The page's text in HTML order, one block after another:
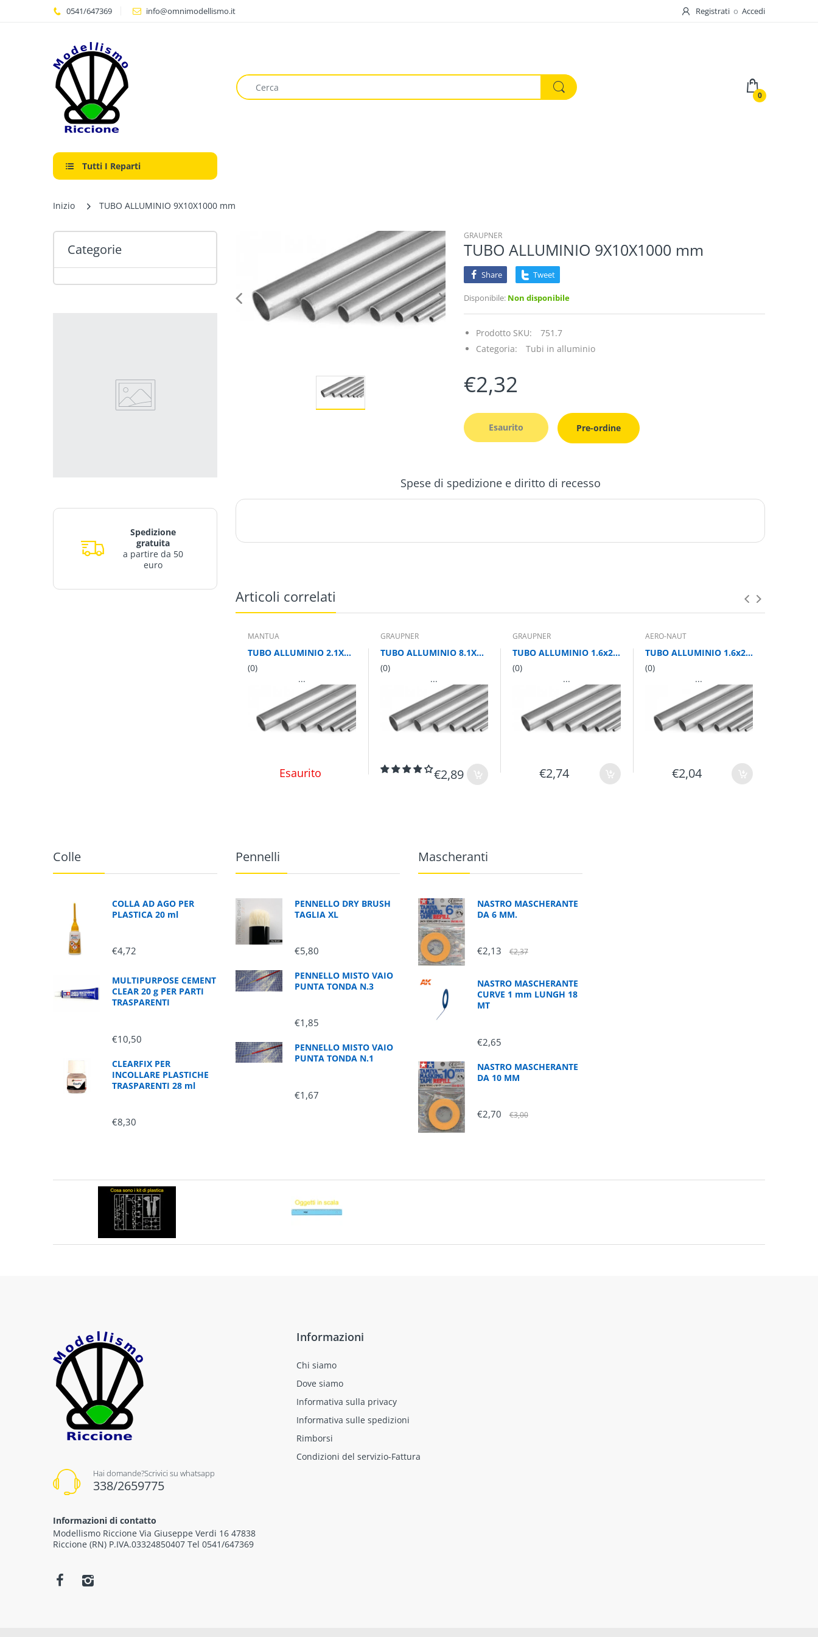
0541/647369 info@omnimodellismo.it Registrati o Accedi
0
Tutti I Reparti
Inizio TUBO ALLUMINIO 9X10X1000 mm
Categorie
Spedizione
gratuita
a partire da 50
euro
GRAUPNER
TUBO ALLUMINIO 9X10X1000 mm
Share Tweet
Disponibile: Non disponibile
Prodotto SKU:
751.7
Categoria:
Tubi in alluminio
€2,32
Esaurito Pre-ordine
Spese di spedizione e diritto di recesso
Articoli correlati
MANTUA
TUBO ALLUMINIO 2.1X3X1000 mm
(0)
...
Esaurito
GRAUPNER
TUBO ALLUMINIO 8.1X9X1000 mm
(0)
...
€2,89
GRAUPNER
TUBO ALLUMINIO 1.6x2X1000 mm
(0)
...
€2,74
AERO-NAUT
TUBO ALLUMINIO 1.6x2X1000 mm
(0)
...
€2,04
Colle
COLLA AD AGO PER
PLASTICA 20 ml
€4,72
MULTIPURPOSE CEMENT
CLEAR 20 g PER PARTI
TRASPARENTI
€10,50
CLEARFIX PER
INCOLLARE PLASTICHE
TRASPARENTI 28 ml
€8,30
Pennelli
PENNELLO DRY BRUSH
TAGLIA XL
€5,80
PENNELLO MISTO VAIO
PUNTA TONDA N.3
€1,85
PENNELLO MISTO VAIO
PUNTA TONDA N.1
€1,67
Mascheranti
NASTRO MASCHERANTE
DA 6 MM.
€2,13 €2,37
NASTRO MASCHERANTE
CURVE 1 mm LUNGH 18
MT
€2,65
NASTRO MASCHERANTE
DA 10 MM
€2,70 €3,00
Hai domande?Scrivici su whatsapp
338/2659775
Informazioni di contatto
Modellismo Riccione Via Giuseppe Verdi 16 47838
Riccione (RN) P.IVA.03324850407 Tel 0541/647369
Informazioni
Chi siamo
Dove siamo
Informativa sulla privacy
Informativa sulle spedizioni
Rimborsi
Condizioni del servizio-Fattura